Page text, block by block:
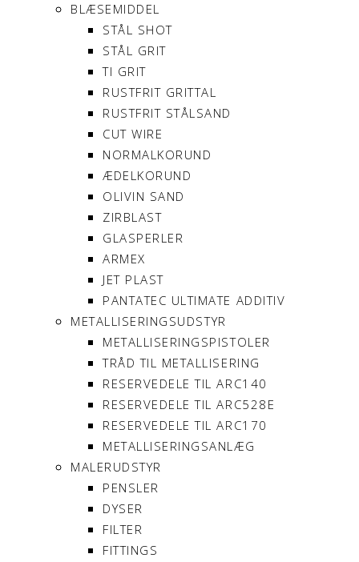
BLÆSEMIDDEL
STÅL SHOT
STÅL GRIT
TI GRIT
RUSTFRIT GRITTAL
RUSTFRIT STÅLSAND
CUT WIRE
NORMALKORUND
ÆDELKORUND
OLIVIN SAND
ZIRBLAST
GLASPERLER
ARMEX
JET PLAST
PANTATEC ULTIMATE ADDITIV
METALLISERINGSUDSTYR
METALLISERINGSPISTOLER
TRÅD TIL METALLISERING
RESERVEDELE TIL ARC140
RESERVEDELE TIL ARC528E
RESERVEDELE TIL ARC170
METALLISERINGSANLÆG
MALERUDSTYR
PENSLER
DYSER
FILTER
FITTINGS